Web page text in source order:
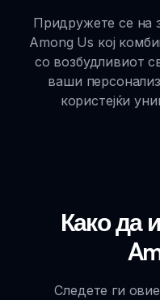
Придружете се на
Among Us кој
со возбудливиот
ваши
користејќи
Како да
Следете ги